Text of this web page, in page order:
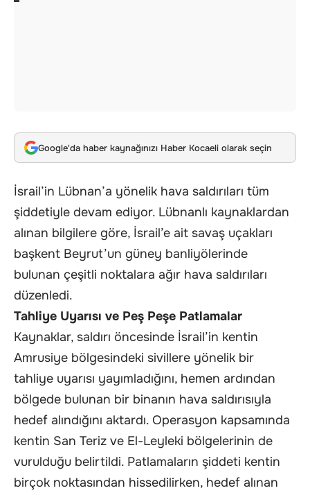
Google'da haber kaynağınızı Haber Kocaeli olarak seçin
İsrail’in Lübnan’a yönelik hava saldırıları tüm
şiddetiyle devam ediyor. Lübnanlı kaynaklardan
alınan bilgilere göre, İsrail’e ait savaş uçakları
başkent Beyrut’un güney banliyölerinde
bulunan çeşitli noktalara ağır hava saldırıları
düzenledi.
Tahliye Uyarısı ve Peş Peşe Patlamalar
Kaynaklar, saldırı öncesinde İsrail’in kentin
Amrusiye bölgesindeki sivillere yönelik bir
tahliye uyarısı yayımladığını, hemen ardından
bölgede bulunan bir binanın hava saldırısıyla
hedef alındığını aktardı. Operasyon kapsamında
kentin San Teriz ve El-Leyleki bölgelerinin de
vurulduğu belirtildi. Patlamaların şiddeti kentin
birçok noktasından hissedilirken, hedef alınan